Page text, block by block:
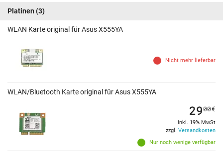
Platinen (3)
WLAN Karte original für Asus X555YA
Nicht mehr lieferbar
WLAN/Bluetooth Karte original für Asus X555YA
Nur noch wenige verfügbar
2900€
inkl. 19% MwSt
zzgl. Versandkosten